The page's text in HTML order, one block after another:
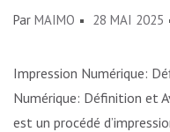
Par MAIMO 28 MAI 2025
Impression Numérique:
Numérique: Définition et
est un procédé